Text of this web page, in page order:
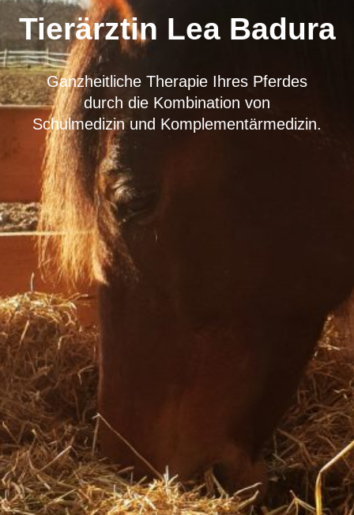
Tierärztin Lea Badura
Ganzheitliche Therapie Ihres Pferdes
durch die Kombination von
Schulmedizin und Komplementärmedizin.